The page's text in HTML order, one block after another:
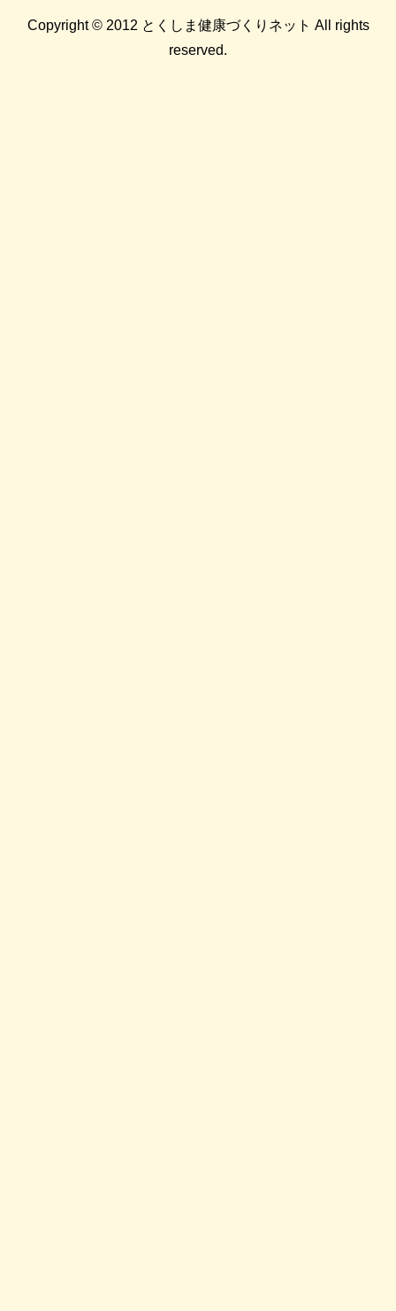
Copyright © 2012 とくしま健康づくりネット All rights
reserved.